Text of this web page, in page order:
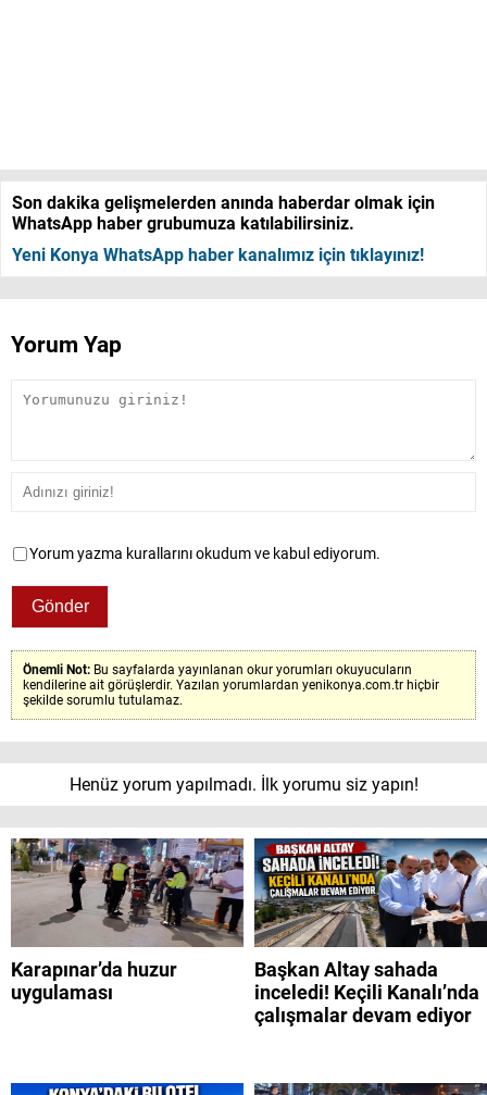
Son dakika gelişmelerden anında haberdar olmak için
WhatsApp haber grubumuza katılabilirsiniz.
Yeni Konya WhatsApp haber kanalımız için tıklayınız!
Yorum Yap
Yorum yazma kurallarını okudum ve kabul ediyorum.
Önemli Not: Bu sayfalarda yayınlanan okur yorumları okuyucuların
kendilerine ait görüşlerdir. Yazılan yorumlardan yenikonya.com.tr hiçbir
şekilde sorumlu tutulamaz.
Henüz yorum yapılmadı. İlk yorumu siz yapın!
Karapınar’da huzur
uygulaması
Başkan Altay sahada
inceledi! Keçili Kanalı’nda
çalışmalar devam ediyor